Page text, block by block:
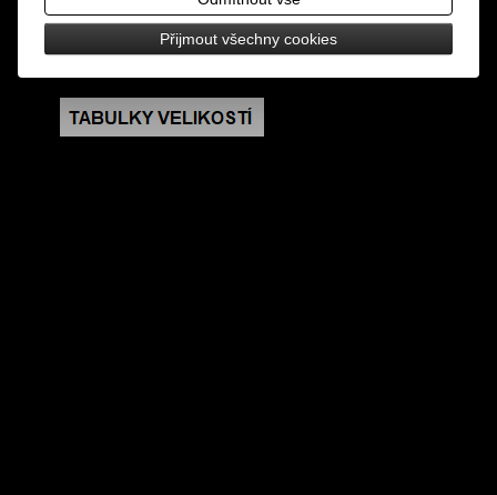
rozměry: šířka 20 cm, délka 140 cm
Přijmout všechny cookies